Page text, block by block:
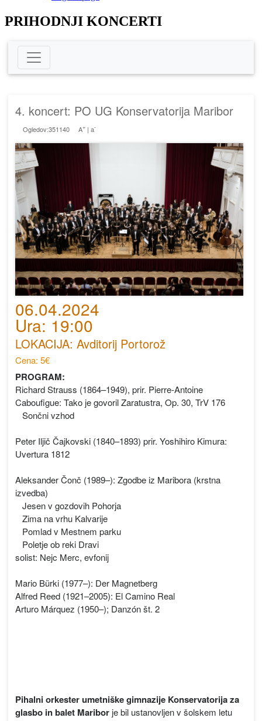
PRIHODNJI KONCERTI
4. koncert: PO UG Konservatorija Maribor
Ogledov:351140 A+| a-
06.04.2024
Ura: 19:00
LOKACIJA: Avditorij Portorož
Cena: 5€
PROGRAM:
Richard Strauss (1864–1949), prir. Pierre-Antoine
Caboufigue: Tako je govoril Zaratustra, Op. 30, TrV 176
Sončni vzhod
Peter Iljič Čajkovski (1840–1893) prir. Yoshihiro Kimura:
Uvertura 1812
Aleksander Čonč (1989–): Zgodbe iz Maribora (krstna
izvedba)
Jesen v gozdovih Pohorja
Zima na vrhu Kalvarije
Pomlad v Mestnem parku
Poletje ob reki Dravi
solist: Nejc Merc, evfonij
Mario Bürki (1977–): Der Magnetberg
Alfred Reed (1921–2005): El Camino Real
Arturo Márquez (1950–); Danzón št. 2
Pihalni orkester umetniške gimnazije Konservatorija za
glasbo in balet Mariborje bil ustanovljen v šolskem letu